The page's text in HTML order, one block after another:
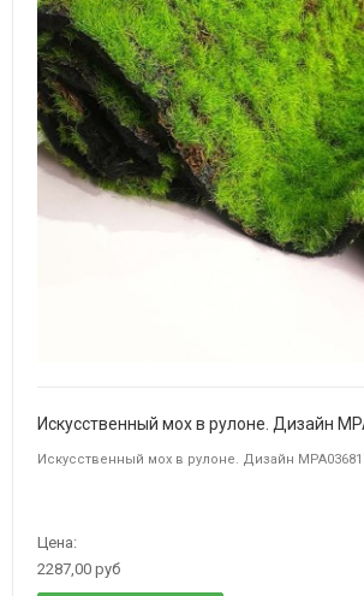
Искусственный мох в рулоне. Дизайн
Искусственный мох в рулоне. Дизайн MPA03681
Цена:
2287,00 руб